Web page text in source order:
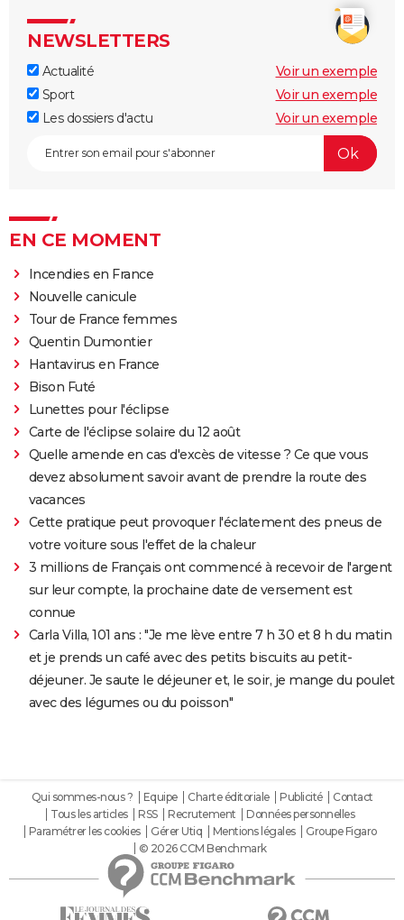
NEWSLETTERS
Actualité
Voir un exemple
Sport
Voir un exemple
Les dossiers d'actu
Voir un exemple
EN CE MOMENT
Incendies en France
Nouvelle canicule
Tour de France femmes
Quentin Dumontier
Hantavirus en France
Bison Futé
Lunettes pour l'éclipse
Carte de l'éclipse solaire du 12 août
Quelle amende en cas d'excès de vitesse ? Ce que vous
devez absolument savoir avant de prendre la route des
vacances
Cette pratique peut provoquer l'éclatement des pneus de
votre voiture sous l'effet de la chaleur
3 millions de Français ont commencé à recevoir de l'argent
sur leur compte, la prochaine date de versement est
connue
Carla Villa, 101 ans : "Je me lève entre 7 h 30 et 8 h du matin
et je prends un café avec des petits biscuits au petit-
déjeuner. Je saute le déjeuner et, le soir, je mange du poulet
avec des légumes ou du poisson"
Qui sommes-nous ? Equipe Charte éditoriale Publicité
Contact
Tous les articles
RSS Recrutement
Données personnelles
Paramétrer les cookies
Gérer Utiq Mentions légales
Groupe Figaro
© 2026 CCM Benchmark